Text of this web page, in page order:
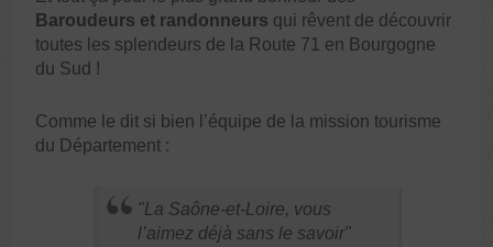
Baroudeurs et randonneurs qui rêvent de découvrir
toutes les splendeurs de la Route 71 en Bourgogne
du Sud !
Comme le dit si bien l’équipe de la mission tourisme
du Département :
La Saône-et-Loire, vous
l’aimez déjà sans le savoir